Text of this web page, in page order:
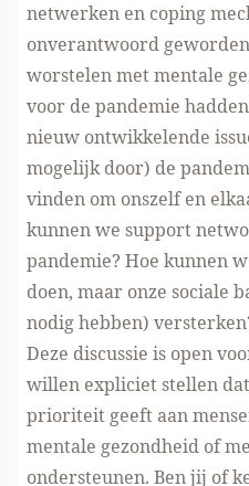
netwerken en coping
onverantwoord
worstelen met mentale
voor de pandemie
nieuw ontwikkelende
mogelijk door) de
vinden om onszelf en
kunnen we support
pandemie? Hoe kunnen
doen, maar onze sociale
nodig hebben)
Deze discussie is open
willen expliciet stellen
prioriteit geeft aan
mentale gezondheid of
ondersteunen. Ben jij of